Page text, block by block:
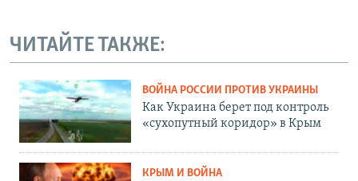
ЧИТАЙТЕ ТАКЖЕ:
ВОЙНА РОССИИ ПРОТИВ УКРАИНЫ
Как Украина берет под контроль
«сухопутный коридор» в Крым
КРЫМ И ВОЙНА